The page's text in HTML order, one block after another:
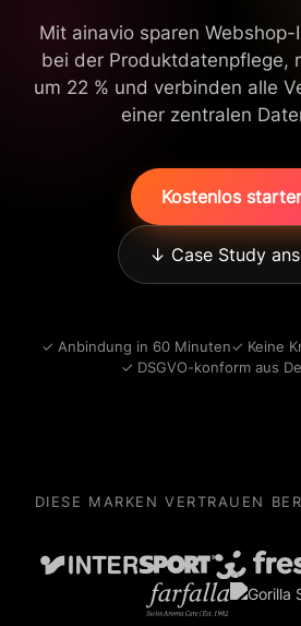
Mit ainavio sparen
bei der Produktdatenpflege,
um 22 % und verbinden alle
einer zentralen
Kostenlos
↓ Case Study
✓ Anbindung in 60 Minuten✓ Keine
✓ DSGVO-konform aus
DIESE MARKEN VERTRAUEN